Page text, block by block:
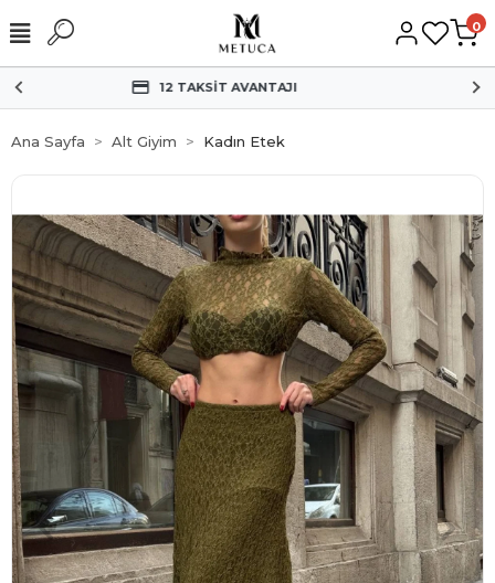
0
HIZLI KARGO
Ana Sayfa Alt Giyim Kadın Etek